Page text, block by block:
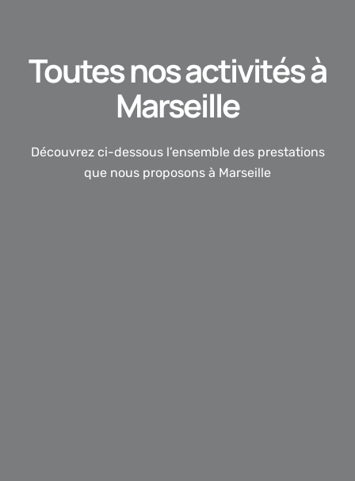
Toutes nos activités à
Marseille
Découvrez ci-dessous l’ensemble des prestations
que nous proposons à Marseille